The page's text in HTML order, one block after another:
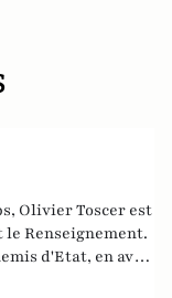
Olivier Toscer est
Renseignement.
d'Etat, en avril